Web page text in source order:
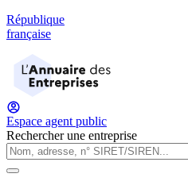
République
française
Espace agent public
Rechercher une entreprise